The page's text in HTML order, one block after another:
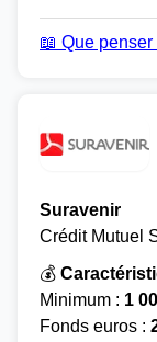
📖 Que
Suravenir
Crédit Mutuel
💰
Minimum : 1
Fonds euros :